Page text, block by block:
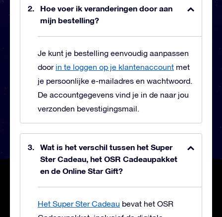
Hoe voer ik veranderingen door aan
mijn bestelling?
Je kunt je bestelling eenvoudig aanpassen
door in te loggen op je klantenaccount met
je persoonlijke e-mailadres en wachtwoord.
De accountgegevens vind je in de naar jou
verzonden bevestigingsmail.
Wat is het verschil tussen het Super
Ster Cadeau, het OSR Cadeaupakket
en de Online Star Gift?
Het Super Ster Cadeau bevat het OSR